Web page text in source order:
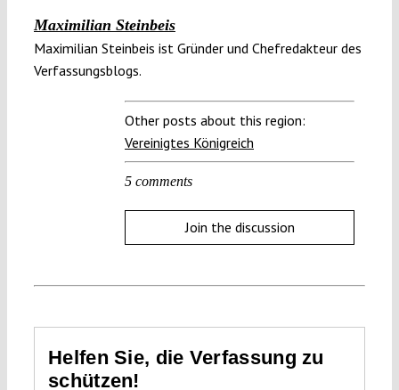
Maximilian Steinbeis
Maximilian Steinbeis ist Gründer und Chefredakteur des
Verfassungsblogs.
Other posts about this region:
Vereinigtes Königreich
5 comments
Join the discussion
Helfen Sie, die Verfassung zu
schützen!